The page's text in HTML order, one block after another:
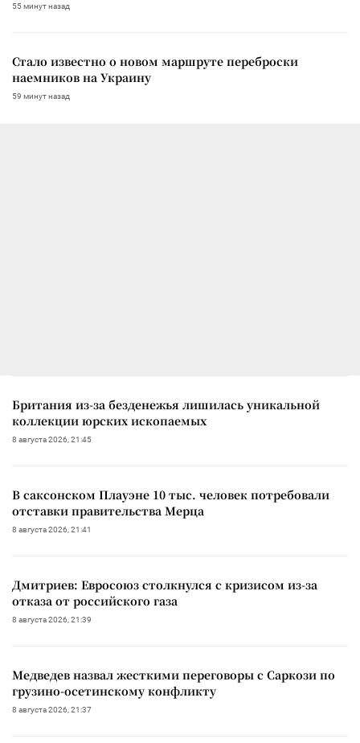
55 минут назад
Стало известно о новом маршруте переброски
наемников на Украину
59 минут назад
Британия из-за безденежья лишилась уникальной
коллекции юрских ископаемых
8 августа 2026, 21:45
В саксонском Плауэне 10 тыс. человек потребовали
отставки правительства Мерца
8 августа 2026, 21:41
Дмитриев: Евросоюз столкнулся с кризисом из-за
отказа от российского газа
8 августа 2026, 21:39
Медведев назвал жесткими переговоры с Саркози по
грузино-осетинскому конфликту
8 августа 2026, 21:37